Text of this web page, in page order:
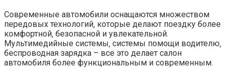
Современные автомобили оснащаются множеством
передовых технологий‚ которые делают поездку более
комфортной‚ безопасной и увлекательной.
Мультимедийные системы‚ системы помощи водителю‚
беспроводная зарядка – все это делает салон
автомобиля более функциональным и современным.